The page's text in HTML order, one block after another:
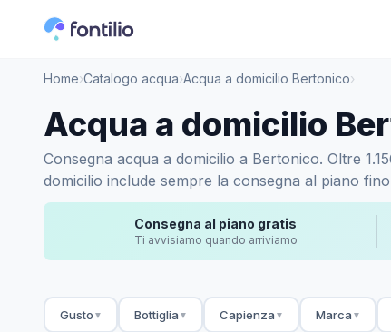
Home›Catalogo acqua›Acqua a domicilio Bertonico›
Acqua a domicilio
Consegna acqua a domicilio a Bertonico. Oltre
domicilio include sempre la consegna al piano
Consegna al piano gratis
Ti avvisiamo quando arriviamo
Gusto ▼ Bottiglia ▼ Capienza ▼ Marca ▼